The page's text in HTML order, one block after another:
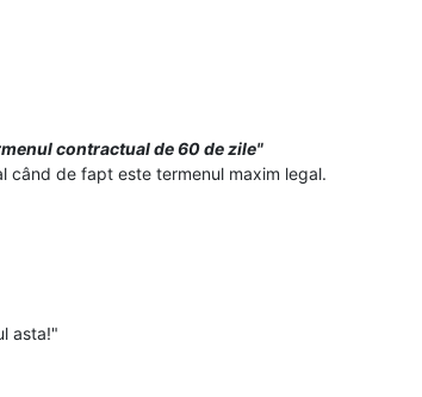
contractual de 60 de zile"
când de fapt este termenul maxim legal.
asta!"